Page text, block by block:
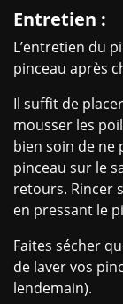
Entretien :
L’entretien du
pinceau après
Il suffit de
mousser les
bien soin de ne
pinceau sur le
retours. Rincer
en pressant le
Faites sécher
de laver vos
lendemain).